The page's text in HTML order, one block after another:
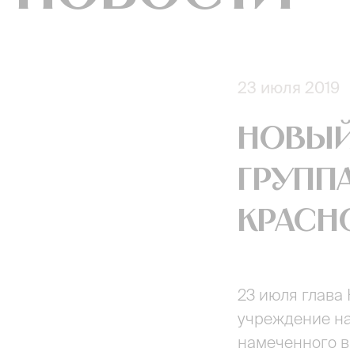
23 июля 2019
23 июля
учреждение
намеченного